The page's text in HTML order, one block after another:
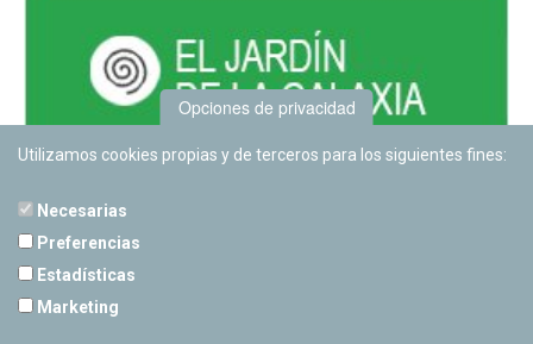
Opciones de privacidad
Utilizamos cookies propias y de terceros para los siguientes fines:
Necesarias
Preferencias
Estadísticas
Marketing